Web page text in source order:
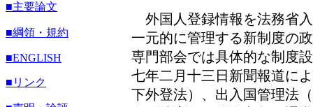
■主要論文
■綱領・規約
■ENGLISH
■リンク
外国人登録情報を法務省
一元的に管理する新制度の
専門部会では具体的な制度
七年二月十三日新聞報道に
下外登法）、出入国管理法